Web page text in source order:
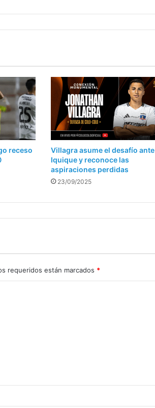
receso
Villagra asume el desafío ante
Iquique y reconoce las
aspiraciones perdidas
23/09/2025
requeridos están marcados *